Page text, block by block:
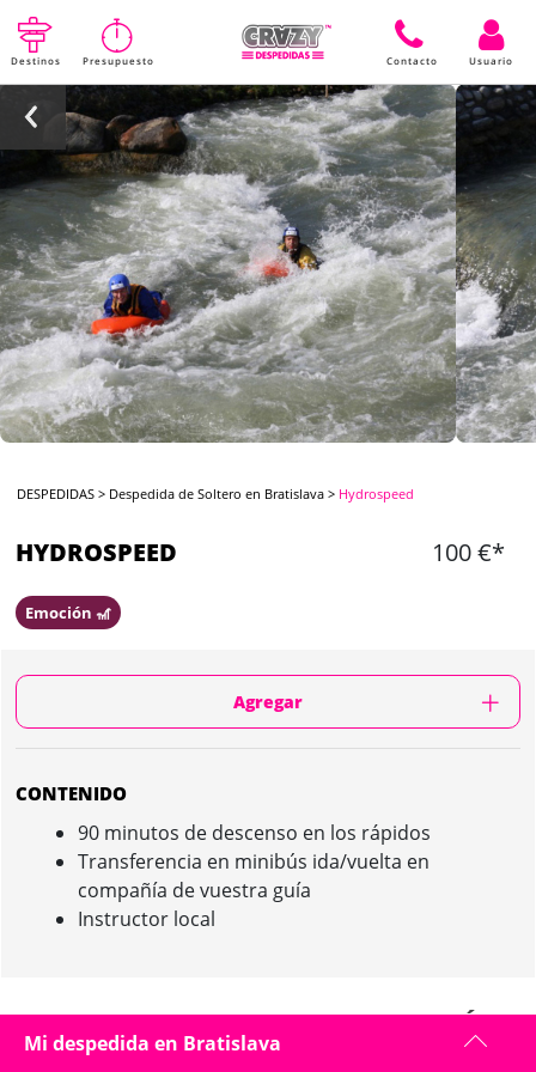
Destinos Presupuesto Contacto Usuario
DESPEDIDAS > Despedida de Soltero en Bratislava > Hydrospeed
HYDROSPEED 100 €*
Emoción 🎢
Agregar
CONTENIDO
90 minutos de descenso en los rápidos
Transferencia en minibús ida/vuelta en
compañía de vuestra guía
Instructor local
HYDROSPEED IN BRATISLAVA : PRESENTACIÓN
Mi despedida en Bratislava